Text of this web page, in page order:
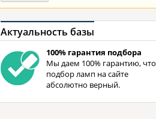
Актуальность базы
100% гарантия подбора
Мы даем 100% гарантию, что
подбор ламп на сайте
абсолютно верный.